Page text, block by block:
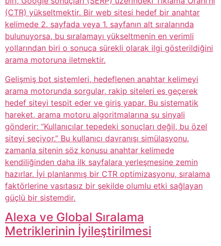
(CTR) yükseltmektir. Bir web sitesi hedef bir anahtar
kelimede 2. sayfada veya 1. sayfanın alt sıralarında
bulunuyorsa, bu sıralamayı yükseltmenin en verimli
yollarından biri o sonuca sürekli olarak ilgi gösterildiğini
arama motoruna iletmektir.
Gelişmiş bot sistemleri, hedeflenen anahtar kelimeyi
arama motorunda sorgular, rakip siteleri es geçerek
hedef siteyi tespit eder ve giriş yapar. Bu sistematik
hareket, arama motoru algoritmalarına şu sinyali
gönderir: “Kullanıcılar tepedeki sonuçları değil, bu özel
siteyi seçiyor.” Bu kullanıcı davranışı simülasyonu,
zamanla sitenin söz konusu anahtar kelimede
kendiliğinden daha ilk sayfalara yerleşmesine zemin
hazırlar. İyi planlanmış bir CTR optimizasyonu, sıralama
faktörlerine vasıtasız bir şekilde olumlu etki sağlayan
güçlü bir sistemdir.
Alexa ve Global Sıralama
Metriklerinin İyileştirilmesi